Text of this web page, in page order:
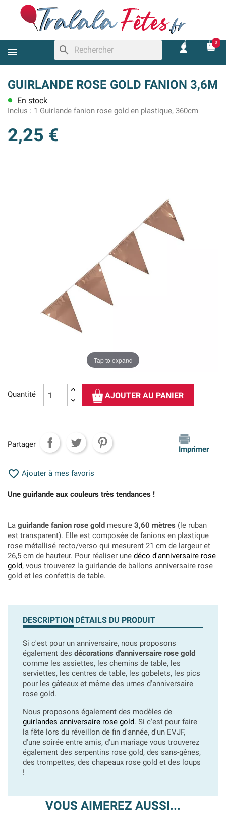
search
0
GUIRLANDE ROSE GOLD FANION 3,6M
lens En stock
Inclus : 1 Guirlande fanion rose gold en plastique, 360cm
2,25 €
Tap to expand
Quantité AJOUTER AU PANIER
Partager
Imprimer
 Ajouter à mes favoris
Une guirlande aux couleurs très tendances !
La guirlande fanion rose gold mesure 3,60 mètres (le ruban
est transparent). Elle est composée de fanions en plastique
rose métallisé recto/verso qui mesurent 21 cm de largeur et
26,5 cm de hauteur. Pour réaliser une déco d'anniversaire rose
gold, vous trouverez la guirlande de ballons anniversaire rose
gold et les confettis de table.
DESCRIPTION DÉTAILS DU PRODUIT
Si c'est pour un anniversaire, nous proposons
également des décorations d'anniversaire rose gold
comme les assiettes, les chemins de table, les
serviettes, les centres de table, les gobelets, les pics
pour les gâteaux et même des urnes d'anniversaire
rose gold.
Nous proposons également des modèles de
guirlandes anniversaire rose gold. Si c'est pour faire
la fête lors du réveillon de fin d'année, d'un EVJF,
d'une soirée entre amis, d'un mariage vous trouverez
également des serpentins rose gold, des sans-gênes,
des trompettes, des chapeaux rose gold et des loups
!
VOUS AIMEREZ AUSSI...